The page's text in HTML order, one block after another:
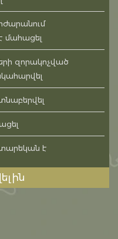
մահացել
զորակոչված
է